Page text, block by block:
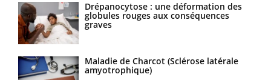
Drépanocytose : une déformation des
globules rouges aux conséquences
graves
Maladie de Charcot (Sclérose latérale
amyotrophique)